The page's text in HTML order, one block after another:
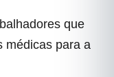
que
médicas para a